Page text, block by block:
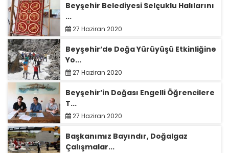
Beyşehir Belediyesi Selçuklu Halılarını
...
27 Haziran 2020
Beyşehir’de Doğa Yürüyüşü Etkinliğine
Yo...
27 Haziran 2020
Beyşehir’in Doğası Engelli Öğrencilere
T...
27 Haziran 2020
Başkanımız Bayındır, Doğalgaz
Çalışmalar...